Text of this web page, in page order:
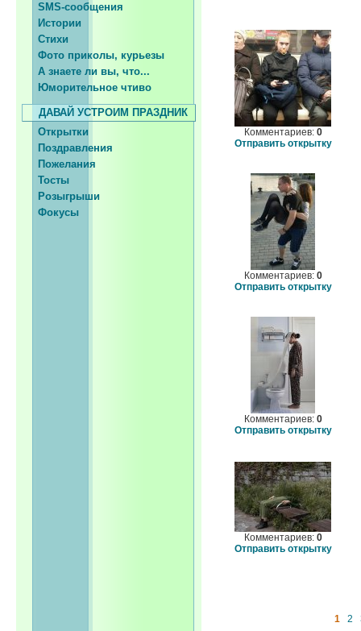
SMS-сообщения
Истории
Стихи
Фото приколы, курьезы
А знаете ли вы, что...
Юморительное чтиво
ДАВАЙ УСТРОИМ ПРАЗДНИК
Открытки
Поздравления
Пожелания
Тосты
Розыгрыши
Фокусы
Комментариев: 0
Отправить открытку
Комментариев: 0
Отправить открытку
Комментариев: 0
Отправить открытку
Комментариев: 0
Отправить открытку
1 2